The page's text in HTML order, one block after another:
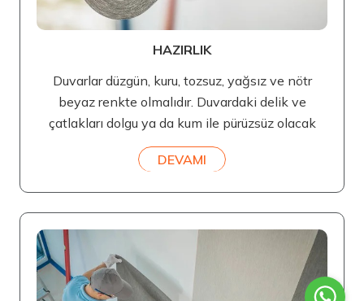
HAZIRLIK
Duvarlar düzgün, kuru, tozsuz, yağsız ve nötr
beyaz renkte olmalıdır. Duvardaki delik ve
çatlakları dolgu ya da kum ile pürüzsüz olacak
DEVAMI